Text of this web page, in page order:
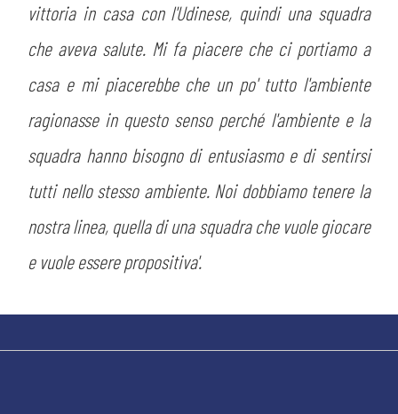
vittoria in casa con l'Udinese, quindi una squadra
che aveva salute. Mi fa piacere che ci portiamo a
casa e mi piacerebbe che un po' tutto l'ambiente
ragionasse in questo senso perché l'ambiente e la
squadra hanno bisogno di entusiasmo e di sentirsi
tutti nello stesso ambiente. Noi dobbiamo tenere la
nostra linea, quella di una squadra che vuole giocare
e vuole essere propositiva'.